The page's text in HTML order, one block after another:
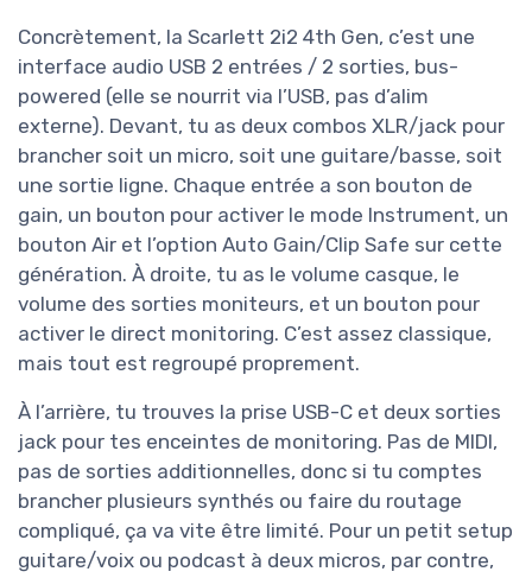
Concrètement, la Scarlett 2i2 4th Gen, c’est une
interface audio USB 2 entrées / 2 sorties, bus-
powered (elle se nourrit via l’USB, pas d’alim
externe). Devant, tu as deux combos XLR/jack pour
brancher soit un micro, soit une guitare/basse, soit
une sortie ligne. Chaque entrée a son bouton de
gain, un bouton pour activer le mode Instrument, un
bouton Air et l’option Auto Gain/Clip Safe sur cette
génération. À droite, tu as le volume casque, le
volume des sorties moniteurs, et un bouton pour
activer le direct monitoring. C’est assez classique,
mais tout est regroupé proprement.
À l’arrière, tu trouves la prise USB-C et deux sorties
jack pour tes enceintes de monitoring. Pas de MIDI,
pas de sorties additionnelles, donc si tu comptes
brancher plusieurs synthés ou faire du routage
compliqué, ça va vite être limité. Pour un petit setup
guitare/voix ou podcast à deux micros, par contre,